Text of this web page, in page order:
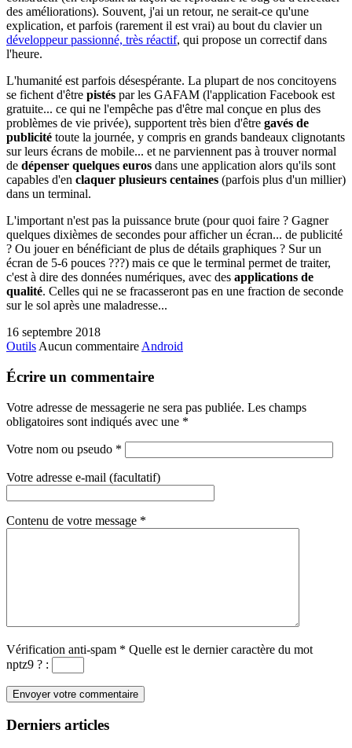
des améliorations). Souvent, j'ai un retour, ne serait-ce qu'une
explication, et parfois (rarement il est vrai) au bout du clavier un
développeur passionné, très réactif, qui propose un correctif dans
l'heure.
L'humanité est parfois désespérante. La plupart de nos concitoyens
se fichent d'être pistés par les GAFAM (l'application Facebook est
gratuite... ce qui ne l'empêche pas d'être mal conçue en plus des
problèmes de vie privée), supportent très bien d'être gavés de
publicité toute la journée, y compris en grands bandeaux clignotants
sur leurs écrans de mobile... et ne parviennent pas à trouver normal
de dépenser quelques euros dans une application alors qu'ils sont
capables d'en claquer plusieurs centaines (parfois plus d'un millier)
dans un terminal.
L'important n'est pas la puissance brute (pour quoi faire ? Gagner
quelques dixièmes de secondes pour afficher un écran... de publicité
? Ou jouer en bénéficiant de plus de détails graphiques ? Sur un
écran de 5-6 pouces ???) mais ce que le terminal permet de traiter,
c'est à dire des données numériques, avec des applications de
qualité. Celles qui ne se fracasseront pas en une fraction de seconde
sur le sol après une maladresse...
16 septembre 2018
Outils Aucun commentaire Android
Écrire un commentaire
Votre adresse de messagerie ne sera pas publiée. Les champs
obligatoires sont indiqués avec une *
Votre nom ou pseudo *
Votre adresse e-mail (facultatif)
Contenu de votre message *
Vérification anti-spam * Quelle est le derniercaractère du mot
nptz9 ? :
Derniers articles